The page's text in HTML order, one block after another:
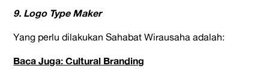
9. Logo Type Maker
Yang perlu dilakukan Sahabat Wirausaha adalah:
Baca Juga: Cultural Branding